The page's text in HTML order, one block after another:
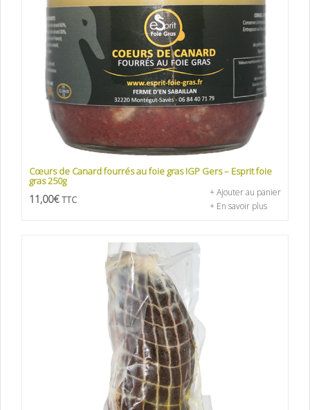
Cœurs de Canard fourrés au foie gras IGP Gers – Esprit foie
gras 250g
11,00€ TTC
+ Ajouter au panier
+ En savoir plus